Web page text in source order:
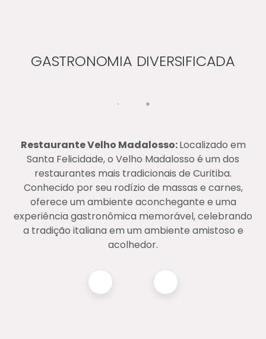
GASTRONOMIA DIVERSIFICADA
Restaurante Velho Madalosso:Localizado em
Santa Felicidade, o Velho Madalosso é um dos
restaurantes mais tradicionais de Curitiba.
Conhecido por seu rodízio de massas e carnes,
oferece um ambiente aconchegante e uma
experiência gastronômica memorável, celebrando
a tradição italiana em um ambiente amistoso e
acolhedor.